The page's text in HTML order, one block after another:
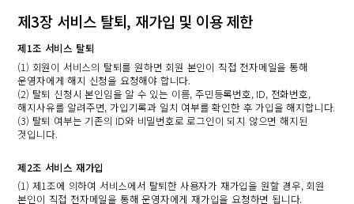
제3장 서비스 탈퇴, 재가입 및 이용 제한
제1조 서비스 탈퇴
(1) 회원이 서비스의 탈퇴를 원하면 회원 본인이 직접 전자메일을 통해
운영자에게 해지 신청을 요청해야 합니다.
(2) 탈퇴 신청시 본인임을 알 수 있는 이름, 주민등록번호, ID, 전화번호,
해지사유를 알려주면, 가입기록과 일치 여부를 확인한 후 가입을 해지합니다.
(3) 탈퇴 여부는 기존의 ID와 비밀번호로 로그인이 되지 않으면 해지된
것입니다.
제2조 서비스 재가입
(1) 제1조에 의하여 서비스에서 탈퇴한 사용자가 재가입을 원할 경우, 회원
본인이 직접 전자메일을 통해 운영자에게 재가입을 요청하면 됩니다.